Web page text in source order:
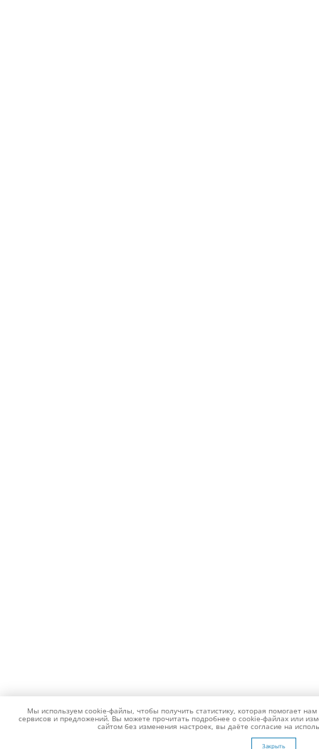
Мы используем cookie-файлы, чтобы получить статистику, которая помогает
сервисов и предложений. Вы можете прочитать подробнее о cookie-файлах или
сайтом без изменения настроек, вы даёте согласие на